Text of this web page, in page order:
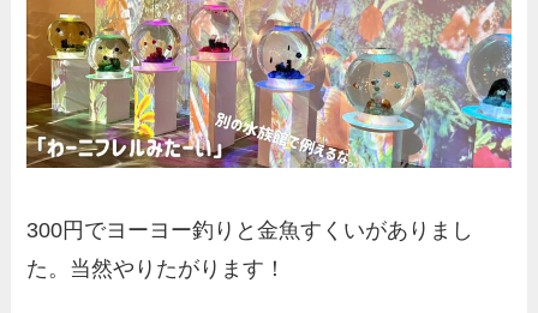
300円でヨーヨー釣りと金魚すくいがありまし
た。当然やりたがります！